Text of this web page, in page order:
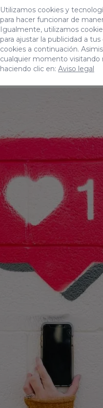
Utilizamos cookies y
para hacer funcionar de
Igualmente, utilizamos
para ajustar la publicidad a
cookies a continuación.
cualquier momento visitando
haciendo clic en: Aviso legal